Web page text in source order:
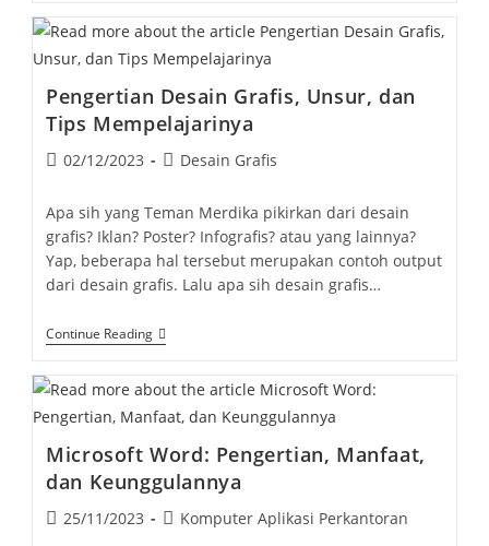
Sejarah,
Dan
Pengertian Desain Grafis, Unsur, dan
Tips Mempelajarinya
Post02/12/2023
PostDesain Grafis
Apa sih yang Teman Merdika pikirkan dari desain
grafis? Iklan? Poster? Infografis? atau yang lainnya?
Yap, beberapa hal tersebut merupakan contoh output
dari desain grafis. Lalu apa sih desain grafis…
Continue ReadingPengertian
Desain
Unsur,
Tips
Microsoft Word: Pengertian, Manfaat,
dan Keunggulannya
Post25/11/2023
PostKomputer Aplikasi Perkantoran